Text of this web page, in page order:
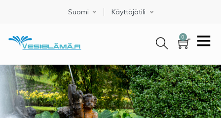
Select your language
Suomi Käyttäjätili
0